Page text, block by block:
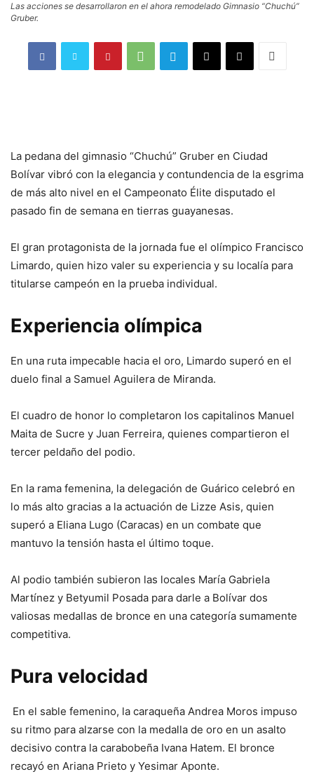
Las acciones se desarrollaron en el ahora remodelado Gimnasio “Chuchú”
Gruber.
La pedana del gimnasio “Chuchú” Gruber en Ciudad
Bolívar vibró con la elegancia y contundencia de la esgrima
de más alto nivel en el Campeonato Élite disputado el
pasado fin de semana en tierras guayanesas.
El gran protagonista de la jornada fue el olímpico Francisco
Limardo, quien hizo valer su experiencia y su localía para
titularse campeón en la prueba individual.
Experiencia olímpica
En una ruta impecable hacia el oro, Limardo superó en el
duelo final a Samuel Aguilera de Miranda.
El cuadro de honor lo completaron los capitalinos Manuel
Maita de Sucre y Juan Ferreira, quienes compartieron el
tercer peldaño del podio.
En la rama femenina, la delegación de Guárico celebró en
lo más alto gracias a la actuación de Lizze Asis, quien
superó a Eliana Lugo (Caracas) en un combate que
mantuvo la tensión hasta el último toque.
Al podio también subieron las locales María Gabriela
Martínez y Betyumil Posada para darle a Bolívar dos
valiosas medallas de bronce en una categoría sumamente
competitiva.
Pura velocidad
En el sable femenino, la caraqueña Andrea Moros impuso
su ritmo para alzarse con la medalla de oro en un asalto
decisivo contra la carabobeña Ivana Hatem. El bronce
recayó en Ariana Prieto y Yesimar Aponte.